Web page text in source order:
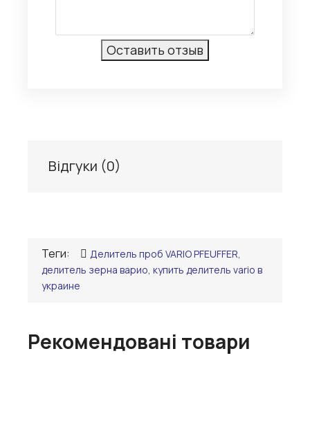
Відгуки (0)
Теги:
Делитель проб VARIO PFEUFFER,
делитель зерна варио, купить делитель vario в
украине
Рекомендовані товари